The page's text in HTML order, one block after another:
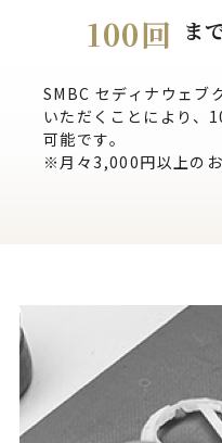
100回 ま
SMBC セディナウェブ
いただくことにより、
可能です。
※月々3,000円以上のお